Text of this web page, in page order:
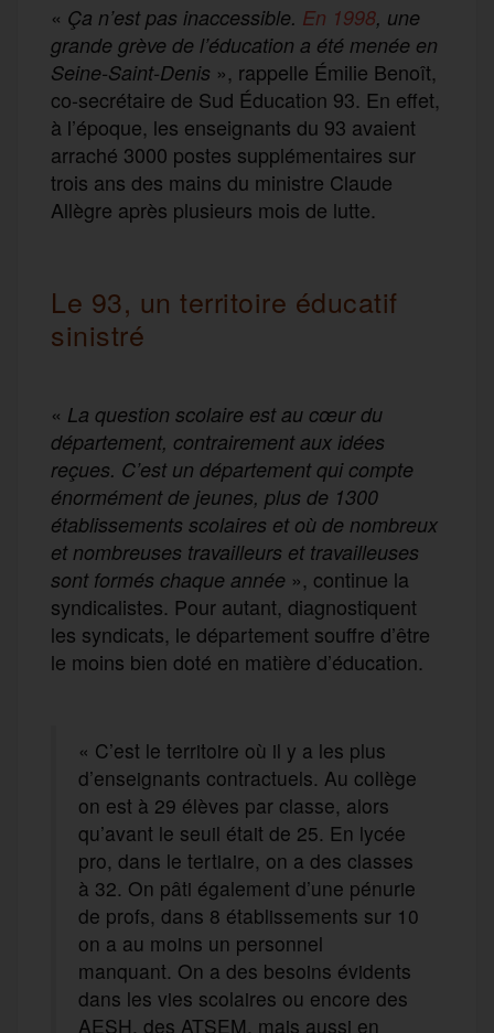
« Ça n’est pas inaccessible. En 1998, une
grande grève de l’éducation a été menée en
Seine-Saint-Denis », rappelle Émilie Benoît,
co-secrétaire de Sud Éducation 93. En effet,
à l’époque, les enseignants du 93 avaient
arraché 3000 postes supplémentaires sur
trois ans des mains du ministre Claude
Allègre après plusieurs mois de lutte.
Le 93, un territoire éducatif
sinistré
« La question scolaire est au cœur du
département, contrairement aux idées
reçues. C’est un département qui compte
énormément de jeunes, plus de 1300
établissements scolaires et où de nombreux
et nombreuses travailleurs et travailleuses
sont formés chaque année », continue la
syndicalistes. Pour autant, diagnostiquent
les syndicats, le département souffre d’être
le moins bien doté en matière d’éducation.
« C’est le territoire où il y a les plus
d’enseignants contractuels. Au collège
on est à 29 élèves par classe, alors
qu’avant le seuil était de 25. En lycée
pro, dans le tertiaire, on a des classes
à 32. On pâti également d’une pénurie
de profs, dans 8 établissements sur 10
on a au moins un personnel
manquant. On a des besoins évidents
dans les vies scolaires ou encore des
AESH, des ATSEM, mais aussi en